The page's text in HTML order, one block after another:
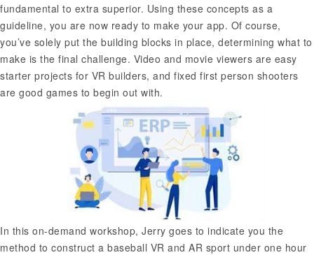
fundamental to extra superior. Using these concepts as a
guideline, you are now ready to make your app. Of course,
you’ve solely put the building blocks in place, determining what to
make is the final challenge. Video and movie viewers are easy
starter projects for VR builders, and fixed first person shooters
are good games to begin out with.
In this on-demand workshop, Jerry goes to indicate you the
method to construct a baseball VR and AR sport under one hour